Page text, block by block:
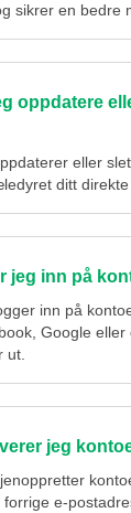
sikrer en bedre
oppdatere
eller
ditt
jeg inn på
inn på
Google
ut.
jeg
e-